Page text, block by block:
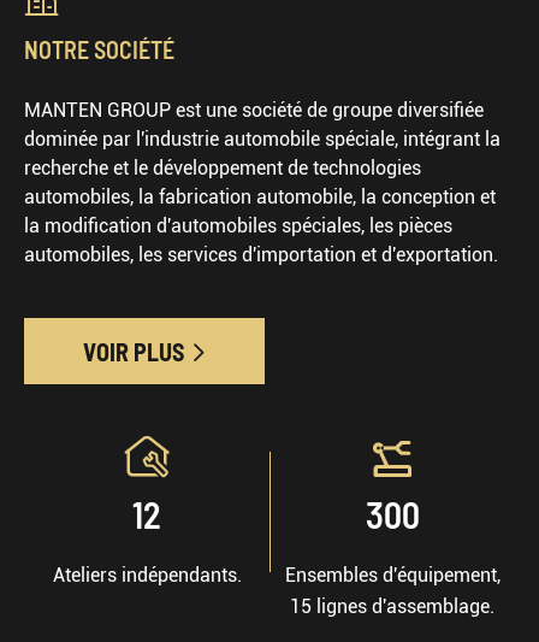
NOTRE SOCIÉTÉ
MANTEN GROUP est une société de groupe diversifiée
dominée par l'industrie automobile spéciale, intégrant la
recherche et le développement de technologies
automobiles, la fabrication automobile, la conception et
la modification d'automobiles spéciales, les pièces
automobiles, les services d'importation et d'exportation.
VOIR PLUS 

12
Ateliers indépendants.

300
Ensembles d'équipement,
15 lignes d'assemblage.